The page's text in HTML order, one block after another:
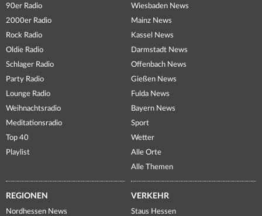
90er Radio
2000er Radio
Rock Radio
Oldie Radio
Schlager Radio
Party Radio
Lounge Radio
Weihnachtsradio
Meditationsradio
Top 40
Playlist
Wiesbaden News
Mainz News
Kassel News
Darmstadt News
Offenbach News
Gießen News
Fulda News
Bayern News
Sport
Wetter
Alle Orte
Alle Themen
REGIONEN
Nordhessen News
VERKEHR
Staus Hessen